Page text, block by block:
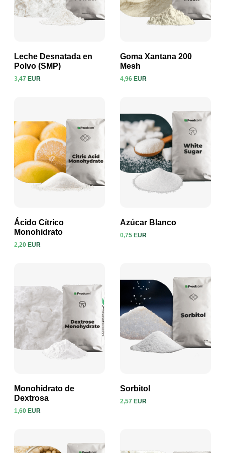
Ver producto
Leche Desnatada en
Polvo (SMP)
3,47 EUR Ver producto
Goma Xantana 200
Mesh
4,96 EUR
Ver producto
Ácido Cítrico
Monohidrato
2,20 EUR
Azúcar Blanco
0,75 EUR
Ver producto
Monohidrato de
Dextrosa
1,60 EUR
Sorbitol
2,57 EUR